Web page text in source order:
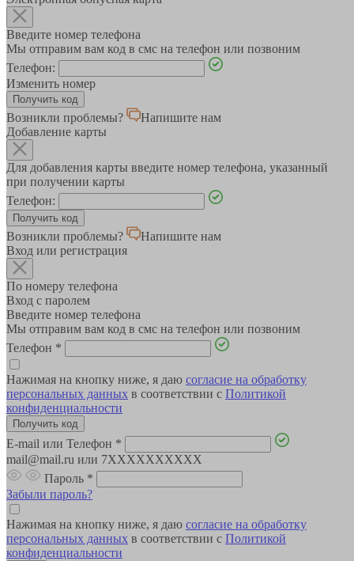
Введите номер телефона
Мы отправим вам код в смс на телефон или позвоним
Телефон:
Изменить номер
Возникли проблемы?
Напишите нам
Добавление карты
Для добавления карты введите номер телефона, указанный
при получении карты
Телефон:
Возникли проблемы?
Напишите нам
Вход или регистрация
По номеру телефона
Вход с паролем
Введите номер телефона
Мы отправим вам код в смс на телефон или позвоним
Телефон *
Нажимая на кнопку ниже, я даю согласие на обработку
персональных данных в соответствии с Политикой
конфиденциальности
E-mail или Телефон *
mail@mail.ru или 7XXXXXXXXXX
Пароль *
Забыли пароль?
Нажимая на кнопку ниже, я даю согласие на обработку
персональных данных в соответствии с Политикой
конфиденциальности